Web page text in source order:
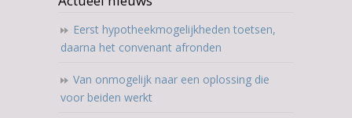
Eerst hypotheekmogelijkheden toetsen,
daarna het convenant afronden
Van onmogelijk naar een oplossing die
voor beiden werkt